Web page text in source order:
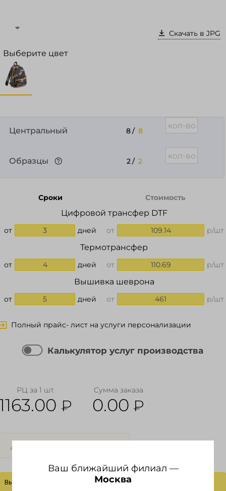
Ваш ближайший филиал —
Москва
Скачать в JPG
Выберите цвет
Центральный
Образцы
8/ 8
2/ 2
Сроки Стоимость
Цифровой трансфер DTF
от 3 дней от 109.14 р/шт
Термотрансфер
от 4 дней от 110.69 р/шт
Вышивка шеврона
от 5 дней от 461 р/шт
Полный прайс- лист на услуги персонализации
Калькулятор услуг производства
РЦ за 1 шт.
₽
Сумма заказа
0.00 ₽
Выбрать действие